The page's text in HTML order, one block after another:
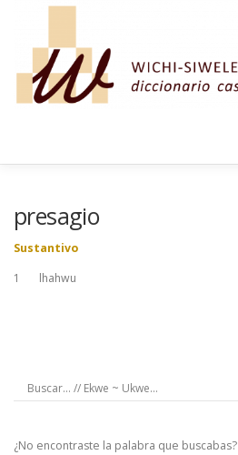
Saltar al contenido
presagio
Sustantivo
1 lhahwu
¿No encontraste la palabra que buscabas?